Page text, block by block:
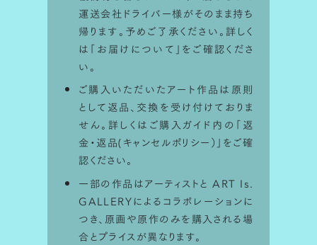
運送会社ドライバー様がそのまま持ち
帰ります。予めご了承ください。詳しく
は「お届けについて 」をご確認くださ
い。
ご購入いただいたアート作品は原則
として返品、交換を受け付けておりま
せん。詳しくはご購入ガイド内の「返
金・返品(キャンセルポリシー） 」をご確
認ください。
一部の作品はアーティストと ART Is.
GALLERYによるコラボレーションに
つき、原画や原作のみを購入される場
合とプライスが異なります。
ART Is.で取り扱っている作品はサイズ
比率を画面上でシミュレーションして楽
しむことが出来ます。